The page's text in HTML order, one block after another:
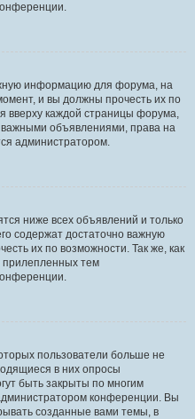
информацию для форума, на
и вы должны прочесть их по
вверху каждой страницы форума,
важными объявлениями, права на
администратором.
ниже всех объявлений и только
содержат достаточно важную
их по возможности. Так же, как
прилепленных тем
пользователи больше не
в них опросы
быть закрыты по многим
конференции. Вы
созданные вами темы, в